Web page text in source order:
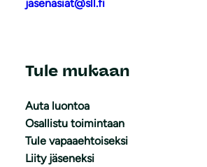
jasenasiat@sll.fi
Tule mukaan
Auta luontoa
Osallistu toimintaan
Tule vapaaehtoiseksi
Liity jäseneksi